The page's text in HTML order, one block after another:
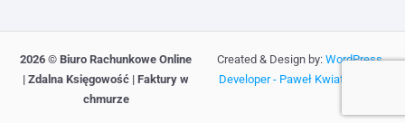
2026 © Biuro Rachunkowe Online
| Zdalna Księgowość | Faktury w
chmurze
Created & Design by: WordPress
Developer - Paweł Kwiatkowski